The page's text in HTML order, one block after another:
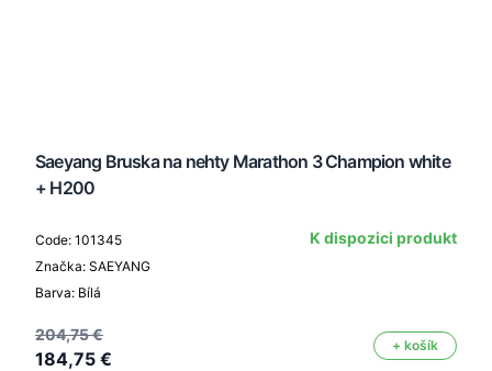
Saeyang Bruska na nehty Marathon 3 Champion white
+ H200
Code: 101345
Značka: SAEYANG
Barva: Bílá
K dispozici produkt
204,75 €
184,75 €
+ košík